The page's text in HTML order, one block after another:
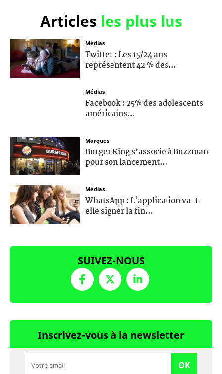
Articles les plus lus
Médias
Twitter : Les 15/24 ans
représentent 42 % des...
Médias
Facebook : 25% des adolescents
américains...
Marques
Burger King s’associe à Buzzman
pour son lancement...
Médias
WhatsApp : L'application va-t-
elle signer la fin...
SUIVEZ-NOUS
Inscrivez-vous à la newsletter
OK